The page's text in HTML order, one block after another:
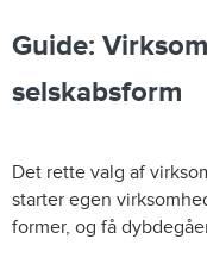
Guide:
selskabsform
Det rette valg af
starter egen
former, og få